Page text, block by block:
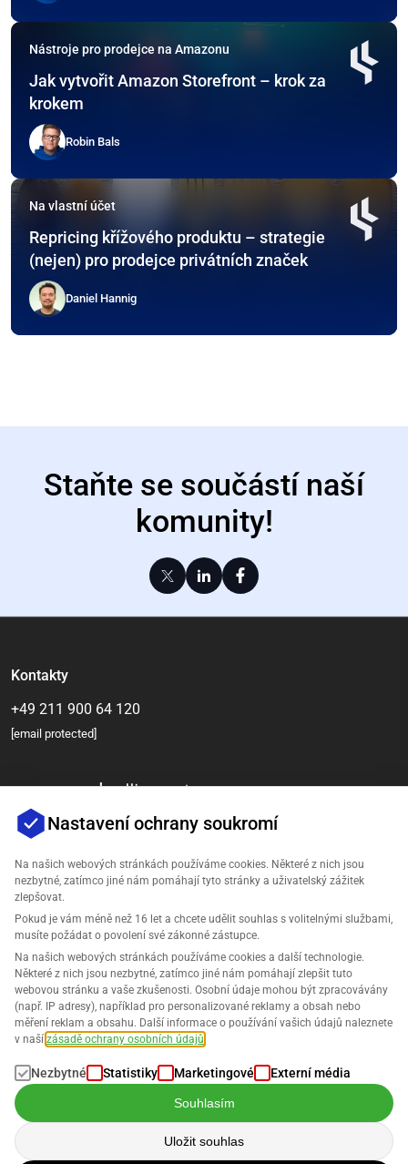
Nástroje pro prodejce na Amazonu
Jak vytvořit Amazon Storefront – krok za
krokem
Robin Bals
Na vlastní účet
Repricing křížového produktu – strategie
(nejen) pro prodejce privátních značek
Daniel Hannig
Staňte se součástí naší
komunity!
Kontakty
+49 211 900 64 120
[email protected]
Společnost
Podpora
Řešení pro Amazon
Čeština
Data jsou zpracovávána v souladu s našimi
údajů
Nastavení ochrany soukromí
Na našich webových stránkách používáme cookies. Některé z nich jsou
nezbytné, zatímco jiné nám pomáhají tyto stránky a uživatelský zážitek
zlepšovat.
Pokud je vám méně než 16 let a chcete udělit souhlas s volitelnými službami,
musíte požádat o povolení své zákonné zástupce.
Na našich webových stránkách používáme cookies a další technologie.
Některé z nich jsou nezbytné, zatímco jiné nám pomáhají zlepšit tuto
webovou stránku a vaše zkušenosti. Osobní údaje mohou být zpracovávány
(např. IP adresy), například pro personalizované reklamy a obsah nebo
měření reklam a obsahu. Další informace o používání vašich údajů naleznete
v naší zásadě ochrany osobních údajů
Nezbytné Statistiky Marketingové Externí média
Souhlasím
Uložit souhlas